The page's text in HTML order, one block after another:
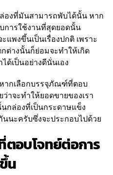
องที่มันสามารถพับได้นั้น หาก
การใช้งานที่สุดยอดนั้น
พงขึ้นเป็นเรื่องปกติ เพราะ
างนั้นก็ย่อมจะทำให้เกิด
ด้เป็นอย่างดีนั่นเอง
ากเลือกบรรจุภัณฑ์ที่ตอบ
าจะทำให้ยอดขายของเรา
กล่องที่เป็นกระดาษแข็ง
นะครับซึ่งจะประกอบไปด้วย
อบโจทย์ต่อการ
น